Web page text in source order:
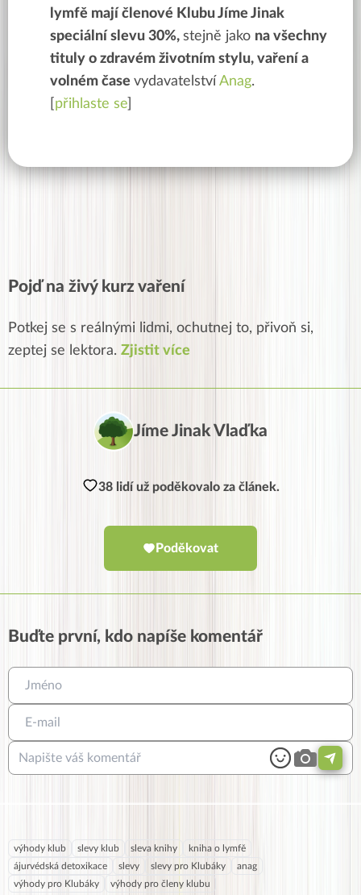
lymfě mají členové Klubu Jíme Jinak
speciální slevu 30%, stejně jako na všechny
tituly o zdravém životním stylu, vaření a
volném čase vydavatelství Anag.
přihlaste se
Pojď na živý kurz vaření
Potkej se s reálnými lidmi, ochutnej to, přivoň si,
zeptej se lektora. Zjistit více
Jíme Jinak Vlaďka
38 lidí už poděkovalo za článek.
Poděkovat
Buďte první, kdo napíše komentář
výhody klub slevy klub sleva knihy
kniha o lymfě
ájurvédská detoxikace
slevy slevy pro Klubáky
anag
výhody pro Klubáky
výhody pro členy klubu